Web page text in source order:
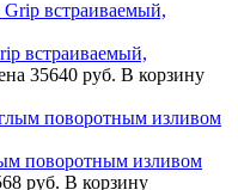
встраиваемый,
35640 руб. В корзину
поворотным изливом
руб. В корзину